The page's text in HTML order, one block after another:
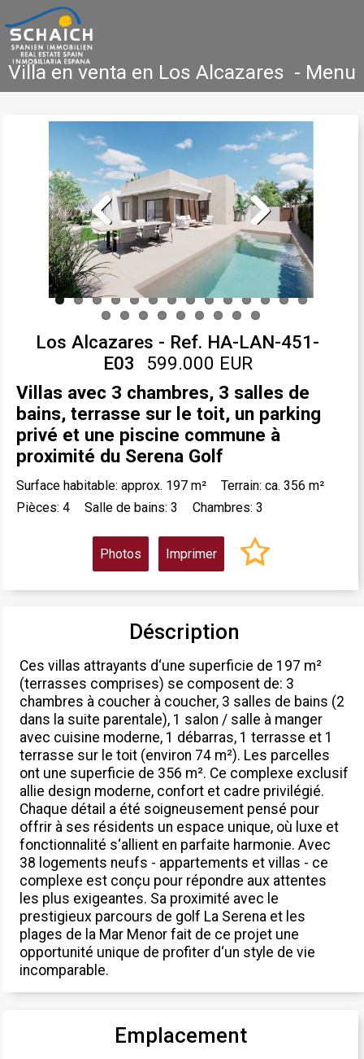
Villa en venta en Los Alcazares - Menu
Costa Blanca Vente Location
Nouvelle Construction
Références
Contact
Previous Next
Los Alcazares - Ref. HA-LAN-451-
E03
599.000 EUR
Villas avec 3 chambres, 3 salles de
bains, terrasse sur le toit, un parking
privé et une piscine commune à
proximité du Serena Golf
Surface habitable: approx. 197 m²
Terrain: ca. 356 m²
Pièces: 4
Salle de bains: 3 Chambres: 3
Photos Imprimer
Déscription
Ces villas attrayants d‘une superficie de 197 m²
(terrasses comprises) se composent de: 3
chambres à coucher à coucher, 3 salles de bains (2
dans la suite parentale), 1 salon / salle à manger
avec cuisine moderne, 1 débarras, 1 terrasse et 1
terrasse sur le toit (environ 74 m²). Les parcelles
ont une superficie de 356 m². Ce complexe exclusif
allie design moderne, confort et cadre privilégié.
Chaque détail a été soigneusement pensé pour
offrir à ses résidents un espace unique, où luxe et
fonctionnalité s‘allient en parfaite harmonie. Avec
38 logements neufs - appartements et villas - ce
complexe est conçu pour répondre aux attentes
les plus exigeantes. Sa proximité avec le
prestigieux parcours de golf La Serena et les
plages de la Mar Menor fait de ce projet une
opportunité unique de profiter d‘un style de vie
incomparable.
Emplacement